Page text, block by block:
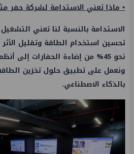
• ماذا تعني الاستدامة لشركة حفر
الاستدامة بالنسبة لنا تعني
تحسين استخدام الطاقة وتقليل الأثر
نحو 45% من إضاءة الحفارات إلى
ونعمل على تطبيق حلول تخزين
بالذكاء الاصطناعي.